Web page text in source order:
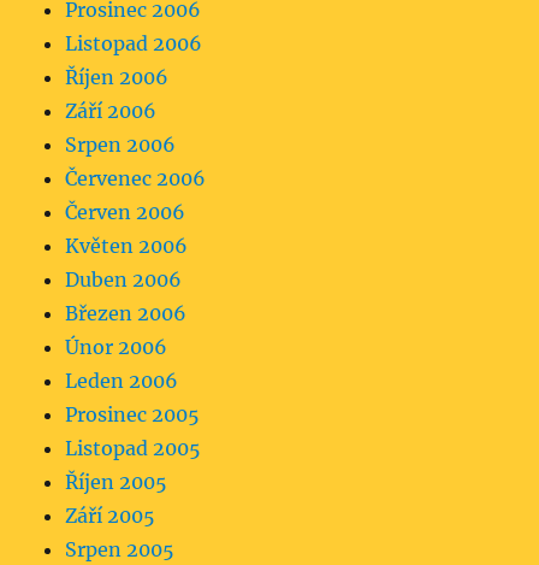
Prosinec 2006
Listopad 2006
Říjen 2006
Září 2006
Srpen 2006
Červenec 2006
Červen 2006
Květen 2006
Duben 2006
Březen 2006
Únor 2006
Leden 2006
Prosinec 2005
Listopad 2005
Říjen 2005
Září 2005
Srpen 2005